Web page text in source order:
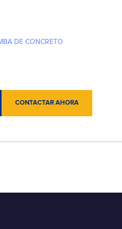
DE CONCRETO
CONTACTAR AHORA